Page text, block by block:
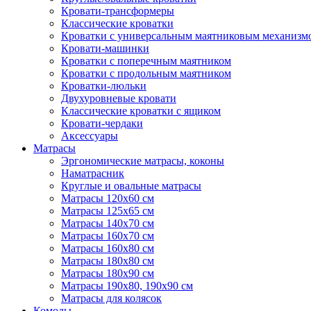
Кровати-трансформеры
Классические кроватки
Кроватки с универсальным маятниковым
Кровати-машинки
Кроватки с поперечным маятником
Кроватки с продольным маятником
Кроватки-люльки
Двухуровневые кровати
Классические кроватки с ящиком
Кровати-чердаки
Аксессуары
Матрасы
Эргономические матрасы, коконы
Наматрасник
Круглые и овальные матрасы
Матрасы 120х60 см
Матрасы 125х65 см
Матрасы 140х70 см
Матрасы 160х70 см
Матрасы 160х80 см
Матрасы 180х80 см
Матрасы 180х90 см
Матрасы 190х80, 190х90 см
Матрасы для колясок